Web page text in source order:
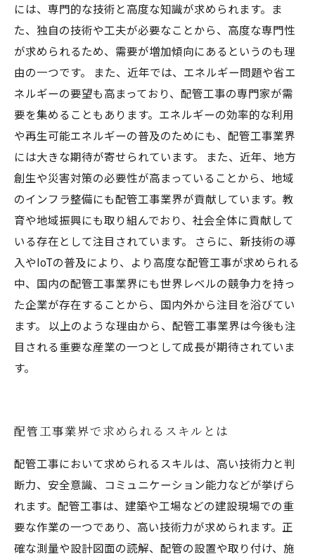
には、専門的な技術と高度な知識が求められます。ま
た、独自の技術や工夫が必要なことから、高度な専門性
が求められるため、需要が増加傾向にあるというのも理
由の一つです。 また、近年では、エネルギー問題や省エ
ネルギーの要望も高まっており、配管工事の専門家が需
要を集めることもあります。エネルギーの効率的な利用
や再生可能エネルギーの普及のためにも、配管工事業界
には大きな期待が寄せられています。 また、近年、地方
創生や災害対策の必要性が高まっていることから、地域
のインフラ整備にも配管工事業界が貢献しています。教
育や地域振興にも取り組んでおり、社会全体に貢献して
いる存在として注目されています。 さらに、新技術の導
入やIoTの普及により、より高度な配管工事が求められる
中、国内の配管工事業界にも世界レベルの競争力を持っ
た企業が存在することから、国内外から注目を浴びてい
ます。 以上のような理由から、配管工事業界は今後も注
目される重要な産業の一つとして成長が期待されていま
す。
配管工事業界で求められるスキルとは
配管工事において求められるスキルは、高い技術力と判
断力、安全意識、コミュニケーション能力などが挙げら
れます。配管工事は、建築や工場などの建設現場での重
要な作業の一つであり、高い技術力が求められます。正
確な測量や設計図面の読解、配管の設置や取り付け、施